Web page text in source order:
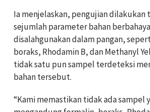
Ia menjelaskan, pengujian dilakukan
sejumlah parameter bahan
disalahgunakan dalam pangan,
boraks, Rhodamin B, dan Methanyl
tidak satu pun sampel terdeteksi
bahan tersebut.
“Kami memastikan tidak ada sampel